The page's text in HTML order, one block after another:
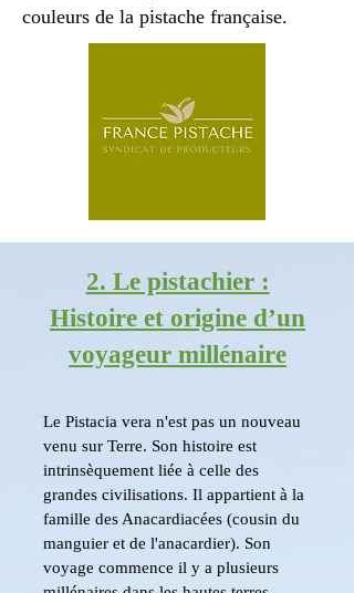
couleurs de la pistache française.
2. Le pistachier :
Histoire et origine d’un
voyageur millénaire
Le Pistacia vera n'est pas un nouveau
venu sur Terre. Son histoire est
intrinsèquement liée à celle des
grandes civilisations. Il appartient à la
famille des Anacardiacées (cousin du
manguier et de l'anacardier). Son
voyage commence il y a plusieurs